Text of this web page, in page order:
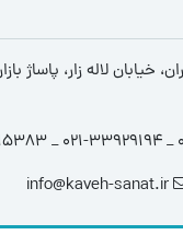
خیابان لاله زار، پاساژ
info@kaveh-sanat.ir